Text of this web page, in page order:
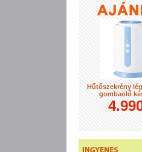
Hűtőszekrény
gombaölő